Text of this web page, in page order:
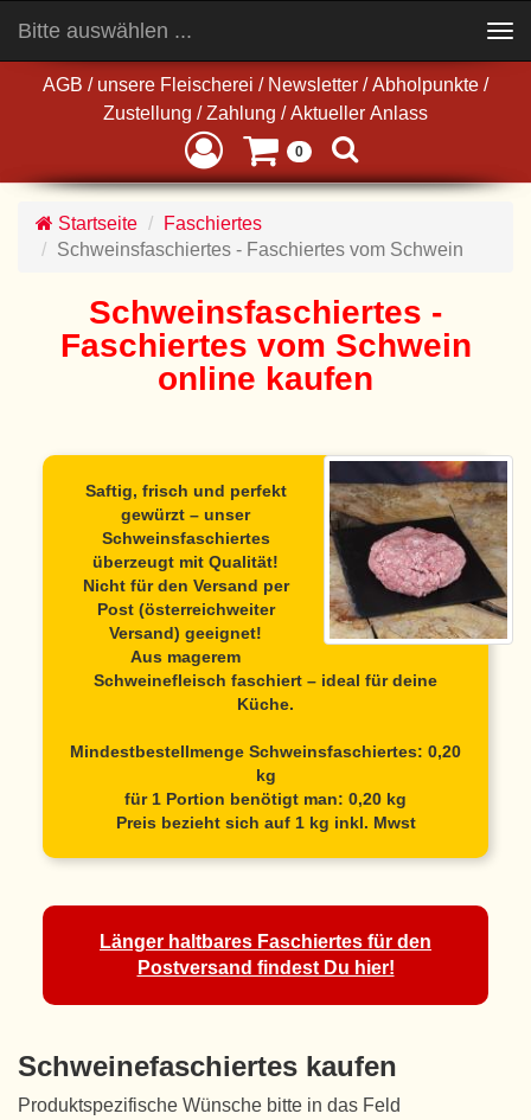
AGB / unsere Fleischerei / Newsletter / Abholpunkte /
Zustellung / Zahlung / Aktueller Anlass
0
Bitte auswählen ...
navigation
Startseite
Faschiertes
Schweinsfaschiertes - Faschiertes vom Schwein
Schweinsfaschiertes -
Faschiertes vom Schwein
online kaufen
Saftig, frisch und perfekt
gewürzt – unser
Schweinsfaschiertes
überzeugt mit Qualität!
Nicht für den Versand per
Post (österreichweiter
Versand) geeignet!
Aus magerem
Schweinefleisch faschiert – ideal für deine
Küche.
Mindestbestellmenge Schweinsfaschiertes: 0,20
kg
für 1 Portion benötigt man: 0,20 kg
Preis bezieht sich auf 1 kg inkl. Mwst
Länger haltbares Faschiertes für den
Postversand findest Du hier!
Schweinefaschiertes kaufen
Produktspezifische Wünsche bitte in das Feld